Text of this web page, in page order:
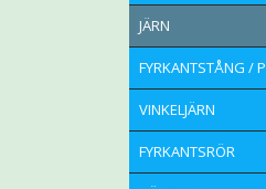
JÄRN
FYRKANTSTÅNG /
VINKELJÄRN
FYRKANTSRÖR